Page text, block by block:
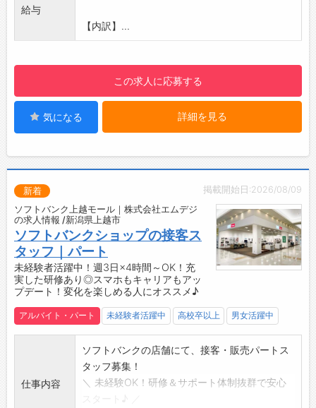
・店舗以外での活躍の場（イベント・スマホ教
※個人差はありますが、おおよそ6ヶ月程度で基
本的は手続きを身につけることができます。
・入社後の定期面談（約3ヶ月ごとに実施）
・携帯電話会社認定資格制度
◎社外研修の費用および交通費は全額会社負担
・店舗責任者等を目指す道と、接客販売のプロ
（シニアスタッフ）になる道があります。
【キャリアパス】
一般社員→副店長→店長→課長代理→課長→部
長
※目安として課長代理は自店＋2～3店舗の管理
を行い、課長は7～10店舗の管理を行っていた
【職場の雰囲気・社風】
・スタッフの多数が業界・業種未経験スター
ト！
給与
【内訳】...
この求人に応募する
気になる 詳細を見る
掲載開始日:2026/08/09
新着
ソフトバンク上越モール｜株式会社エムデジ
の求人情報 /新潟県上越市
ソフトバンクショップの接客ス
タッフ｜パート
未経験者活躍中！週3日×4時間～OK！充
実した研修あり◎スマホもキャリアもアッ
プデート！変化を楽しめる人にオススメ♪
アルバイト・パート 未経験者活躍中 高校卒以上 男女活躍中
仕事内容
ソフトバンクの店舗にて、接客・販売パートス
タッフ募集！
＼ 未経験OK！研修＆サポート体制抜群で安心